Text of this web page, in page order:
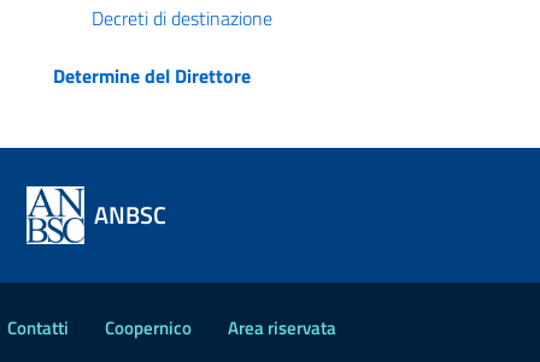
Decreti di destinazione
Determine del Direttore
ANBSC
Contatti Coopernico Area riservata